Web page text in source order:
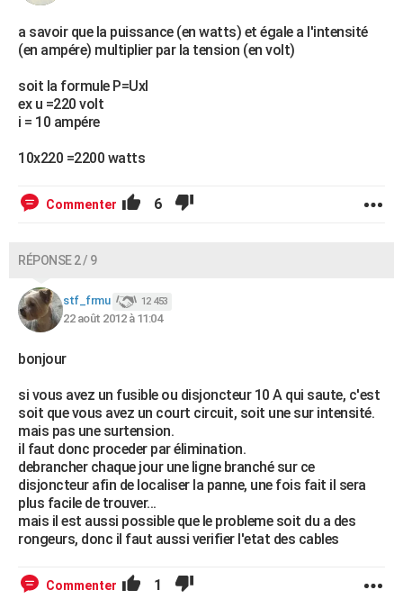
a savoir que la puissance (en watts) et égale a l'intensité
(en ampére) multiplier par la tension (en volt)
soit la formule P=UxI
ex u =220 volt
i = 10 ampére
10x220 =2200 watts
Commenter 6
RÉPONSE 2 / 9
stf_frmu 12 453
22 août 2012 à 11:04
bonjour
si vous avez un fusible ou disjoncteur 10 A qui saute, c'est
soit que vous avez un court circuit, soit une sur intensité.
mais pas une surtension.
il faut donc proceder par élimination.
debrancher chaque jour une ligne branché sur ce
disjoncteur afin de localiser la panne, une fois fait il sera
plus facile de trouver...
mais il est aussi possible que le probleme soit du a des
rongeurs, donc il faut aussi verifier l'etat des cables
Commenter 1